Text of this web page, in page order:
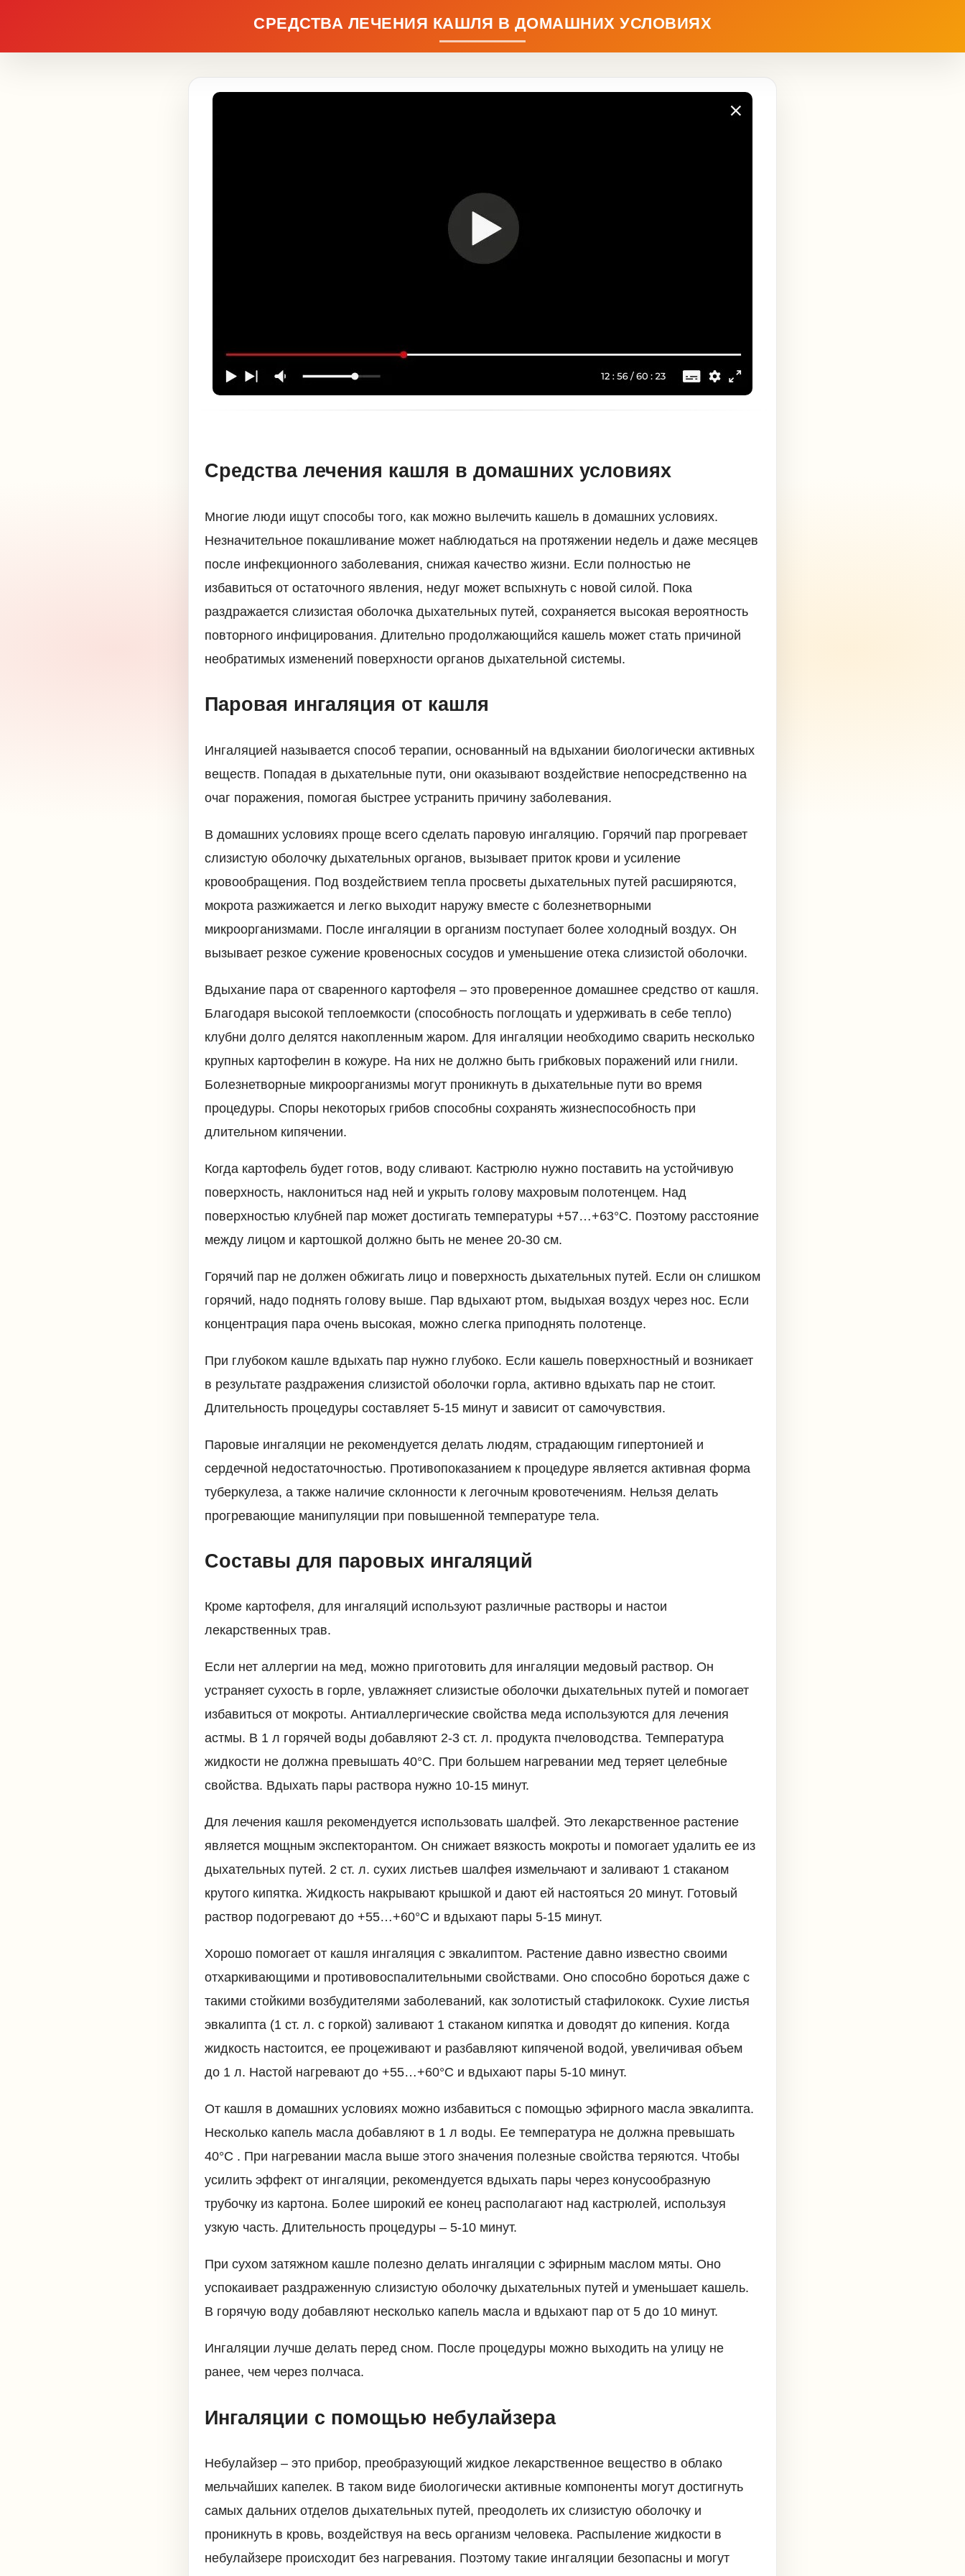
СРЕДСТВА ЛЕЧЕНИЯ КАШЛЯ В ДОМАШНИХ УСЛОВИЯХ
Средства лечения кашля в домашних условиях
Многие люди ищут способы того, как можно вылечить кашель в домашних условиях.
Незначительное покашливание может наблюдаться на протяжении недель и даже месяцев
после инфекционного заболевания, снижая качество жизни. Если полностью не
избавиться от остаточного явления, недуг может вспыхнуть с новой силой. Пока
раздражается слизистая оболочка дыхательных путей, сохраняется высокая вероятность
повторного инфицирования. Длительно продолжающийся кашель может стать причиной
необратимых изменений поверхности органов дыхательной системы.
Паровая ингаляция от кашля
Ингаляцией называется способ терапии, основанный на вдыхании биологически активных
веществ. Попадая в дыхательные пути, они оказывают воздействие непосредственно на
очаг поражения, помогая быстрее устранить причину заболевания.
В домашних условиях проще всего сделать паровую ингаляцию. Горячий пар прогревает
слизистую оболочку дыхательных органов, вызывает приток крови и усиление
кровообращения. Под воздействием тепла просветы дыхательных путей расширяются,
мокрота разжижается и легко выходит наружу вместе с болезнетворными
микроорганизмами. После ингаляции в организм поступает более холодный воздух. Он
вызывает резкое сужение кровеносных сосудов и уменьшение отека слизистой оболочки.
Вдыхание пара от сваренного картофеля – это проверенное домашнее средство от кашля.
Благодаря высокой теплоемкости (способность поглощать и удерживать в себе тепло)
клубни долго делятся накопленным жаром. Для ингаляции необходимо сварить несколько
крупных картофелин в кожуре. На них не должно быть грибковых поражений или гнили.
Болезнетворные микроорганизмы могут проникнуть в дыхательные пути во время
процедуры. Споры некоторых грибов способны сохранять жизнеспособность при
длительном кипячении.
Когда картофель будет готов, воду сливают. Кастрюлю нужно поставить на устойчивую
поверхность, наклониться над ней и укрыть голову махровым полотенцем. Над
поверхностью клубней пар может достигать температуры +57…+63°С. Поэтому расстояние
между лицом и картошкой должно быть не менее 20-30 см.
Горячий пар не должен обжигать лицо и поверхность дыхательных путей. Если он слишком
горячий, надо поднять голову выше. Пар вдыхают ртом, выдыхая воздух через нос. Если
концентрация пара очень высокая, можно слегка приподнять полотенце.
При глубоком кашле вдыхать пар нужно глубоко. Если кашель поверхностный и возникает
в результате раздражения слизистой оболочки горла, активно вдыхать пар не стоит.
Длительность процедуры составляет 5-15 минут и зависит от самочувствия.
Паровые ингаляции не рекомендуется делать людям, страдающим гипертонией и
сердечной недостаточностью. Противопоказанием к процедуре является активная форма
туберкулеза, а также наличие склонности к легочным кровотечениям. Нельзя делать
прогревающие манипуляции при повышенной температуре тела.
Составы для паровых ингаляций
Кроме картофеля, для ингаляций используют различные растворы и настои
лекарственных трав.
Если нет аллергии на мед, можно приготовить для ингаляции медовый раствор. Он
устраняет сухость в горле, увлажняет слизистые оболочки дыхательных путей и помогает
избавиться от мокроты. Антиаллергические свойства меда используются для лечения
астмы. В 1 л горячей воды добавляют 2-3 ст. л. продукта пчеловодства. Температура
жидкости не должна превышать 40°С. При большем нагревании мед теряет целебные
свойства. Вдыхать пары раствора нужно 10-15 минут.
Для лечения кашля рекомендуется использовать шалфей. Это лекарственное растение
является мощным экспекторантом. Он снижает вязкость мокроты и помогает удалить ее из
дыхательных путей. 2 ст. л. сухих листьев шалфея измельчают и заливают 1 стаканом
крутого кипятка. Жидкость накрывают крышкой и дают ей настояться 20 минут. Готовый
раствор подогревают до +55…+60°С и вдыхают пары 5-15 минут.
Хорошо помогает от кашля ингаляция с эвкалиптом. Растение давно известно своими
отхаркивающими и противовоспалительными свойствами. Оно способно бороться даже с
такими стойкими возбудителями заболеваний, как золотистый стафилококк. Сухие листья
эвкалипта (1 ст. л. с горкой) заливают 1 стаканом кипятка и доводят до кипения. Когда
жидкость настоится, ее процеживают и разбавляют кипяченой водой, увеличивая объем
до 1 л. Настой нагревают до +55…+60°С и вдыхают пары 5-10 минут.
От кашля в домашних условиях можно избавиться с помощью эфирного масла эвкалипта.
Несколько капель масла добавляют в 1 л воды. Ее температура не должна превышать
40°С . При нагревании масла выше этого значения полезные свойства теряются. Чтобы
усилить эффект от ингаляции, рекомендуется вдыхать пары через конусообразную
трубочку из картона. Более широкий ее конец располагают над кастрюлей, используя
узкую часть. Длительность процедуры – 5-10 минут.
При сухом затяжном кашле полезно делать ингаляции с эфирным маслом мяты. Оно
успокаивает раздраженную слизистую оболочку дыхательных путей и уменьшает кашель.
В горячую воду добавляют несколько капель масла и вдыхают пар от 5 до 10 минут.
Ингаляции лучше делать перед сном. После процедуры можно выходить на улицу не
ранее, чем через полчаса.
Ингаляции с помощью небулайзера
Небулайзер – это прибор, преобразующий жидкое лекарственное вещество в облако
мельчайших капелек. В таком виде биологически активные компоненты могут достигнуть
самых дальних отделов дыхательных путей, преодолеть их слизистую оболочку и
проникнуть в кровь, воздействуя на весь организм человека. Распыление жидкости в
небулайзере происходит без нагревания. Поэтому такие ингаляции безопасны и могут